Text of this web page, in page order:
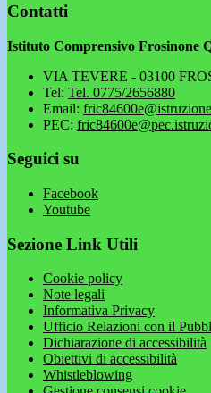
Contatti
Istituto Comprensivo Frosinone
VIA TEVERE - 03100
Tel: Tel. 0775/2656880
Email:
PEC:
Seguici su
Facebook
Youtube
Sezione Link Utili
Cookie policy
Note legali
Informativa Privacy
Ufficio Relazioni con il
Dichiarazione di accessibilità
Obiettivi di accessibilità
Whistleblowing